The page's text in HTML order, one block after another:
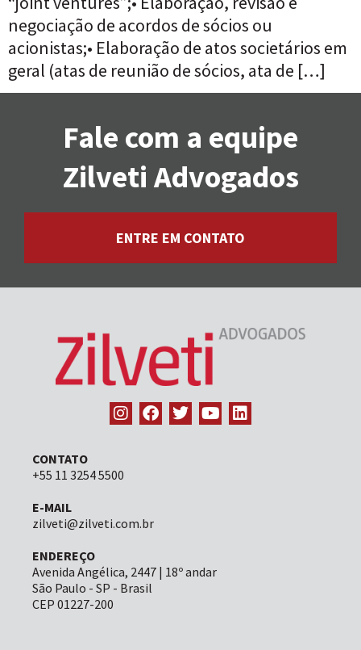
negociação de acordos de sócios ou
acionistas;• Elaboração de atos societários em
geral (atas de reunião de sócios, ata de […]
Fale com a equipe
Zilveti Advogados
ENTRE EM CONTATO
CONTATO
+55 11 3254 5500
E-MAIL
zilveti@zilveti.com.br
ENDEREÇO
Avenida Angélica, 2447 | 18º andar
São Paulo - SP - Brasil
CEP 01227-200